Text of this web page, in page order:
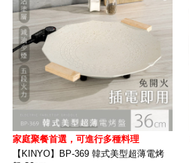
家庭聚餐首選，可進行多種料理
【KINYO】BP-369 韓式美型超薄電烤